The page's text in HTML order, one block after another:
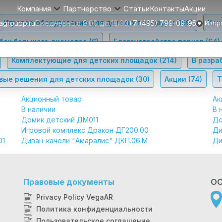
Компания Партнерство СтатьиКонтактыАкции
Ежедневно с 9:00 до 18:00+7 (495) 799-09-95
Игровое оборудование для детских площадок(156)
большого диаметра(6) Благоустройство парков(64)
Комплектующие для детских площадок(214) В
решения для детских площадок (30) Акции (74)
Акционный товар
В наличии
Домик детский ДМ011
В
Игровой комплекс Дракон ДГ200.00
Диван-качели "Амаралис" ДКП.06.М
Правовые документы
Privacy Policy VegaAR
Политика конфиденциальности